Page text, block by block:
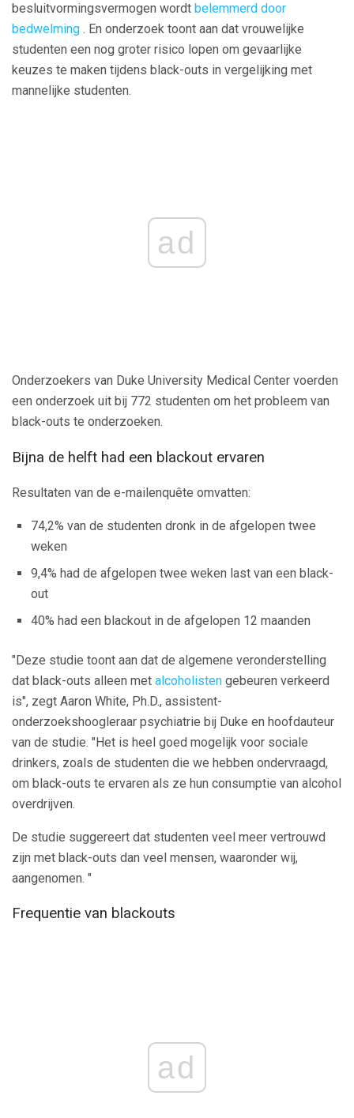
besluitvormingsvermogen wordt belemmerd door
bedwelming . En onderzoek toont aan dat vrouwelijke
studenten een nog groter risico lopen om gevaarlijke
keuzes te maken tijdens black-outs in vergelijking met
mannelijke studenten.
ad
Onderzoekers van Duke University Medical Center voerden
een onderzoek uit bij 772 studenten om het probleem van
black-outs te onderzoeken.
Bijna de helft had een blackout ervaren
Resultaten van de e-mailenquête omvatten:
74,2% van de studenten dronk in de afgelopen twee
weken
9,4% had de afgelopen twee weken last van een black-
out
40% had een blackout in de afgelopen 12 maanden
"Deze studie toont aan dat de algemene veronderstelling
dat black-outs alleen met alcoholisten gebeuren verkeerd
is", zegt Aaron White, Ph.D., assistent-
onderzoekshoogleraar psychiatrie bij Duke en hoofdauteur
van de studie. "Het is heel goed mogelijk voor sociale
drinkers, zoals de studenten die we hebben ondervraagd,
om black-outs te ervaren als ze hun consumptie van alcohol
overdrijven.
De studie suggereert dat studenten veel meer vertrouwd
zijn met black-outs dan veel mensen, waaronder wij,
aangenomen. "
Frequentie van blackouts
ad